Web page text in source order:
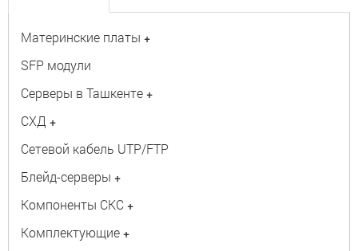
Материнские платы +
SFP модули
Серверы в Ташкенте +
СХД +
Сетевой кабель UTP/FTP
Блейд-серверы +
Компоненты СКС +
Комплектующие +